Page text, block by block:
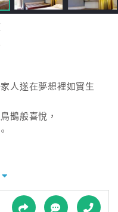
人遂在夢想裡如實生
鵲般喜悅，
地、造園，
溪，